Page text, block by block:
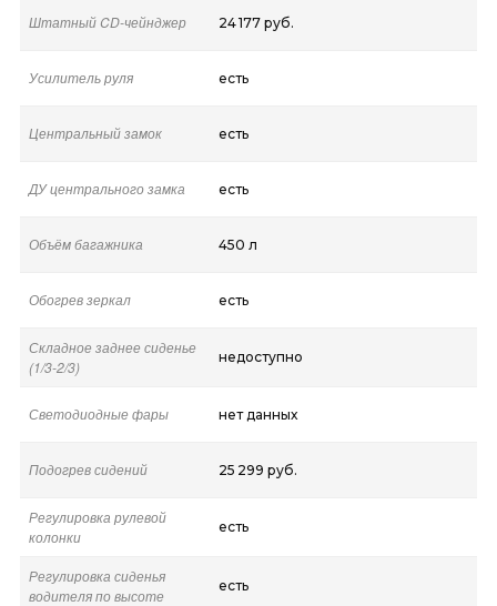
Штатный CD-чейнджер 24 177 руб.
Усилитель руля есть
Центральный замок есть
ДУ центрального замка есть
Объём багажника 450 л
Обогрев зеркал есть
Складное заднее сиденье
(1/3-2/3)
недоступно
Светодиодные фары нет данных
Подогрев сидений 25 299 руб.
Регулировка рулевой
колонки
есть
Регулировка сиденья
водителя по высоте
есть